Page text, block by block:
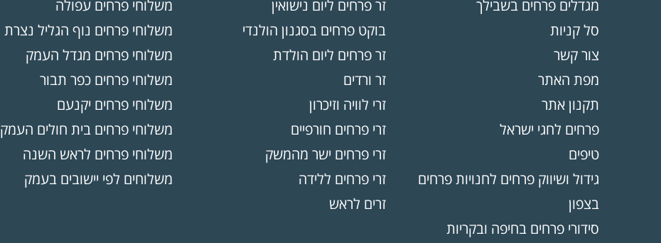
מגדלים פרחים בשבילך
סל קניות
צור קשר
מפת האתר
תקנון אתר
פרחים לחגי ישראל
טיפים
גידול ושיווק פרחים לחנויות פרחים
בצפון
סידורי פרחים בחיפה ובקריות
זר פרחים ליום נישואין
בוקט פרחים בסגנון הולנדי
זר פרחים ליום הולדת
זר ורדים
זרי לוויה וזיכרון
זרי פרחים חורפיים
זרי פרחים ישר מהמשק
זרי פרחים ללידה
זרים לראש
משלוחי פרחים עפולה
משלוחי פרחים נוף הגליל נצרת
משלוחי פרחים מגדל העמק
משלוחי פרחים כפר תבור
משלוחי פרחים יקנעם
משלוחי פרחים בית חולים העמק
משלוחי פרחים לראש השנה
משלוחים לפי יישובים בעמק